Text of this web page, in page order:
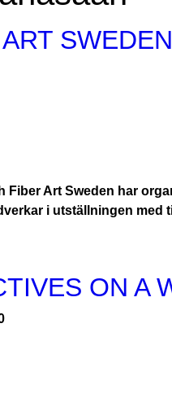
Art Sweden har
i utställningen med
ON A